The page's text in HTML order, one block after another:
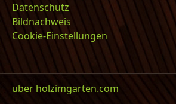
Datenschutz
Bildnachweis
Cookie-Einstellungen
über holzimgarten.com